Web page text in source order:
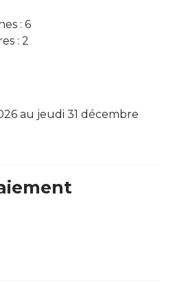
: 6
: 2
au jeudi 31 décembre